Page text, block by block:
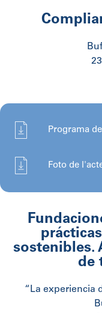
Programa
Foto de
sostenibles.
de
“La experiencia